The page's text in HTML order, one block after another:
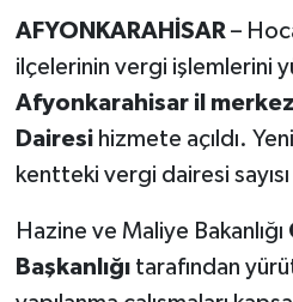
AFYONKARAHİSAR –
ilçelerinin vergi işlemlerini
Afyonkarahisar il
Dairesihizmete açıldı.
kentteki vergi dairesi
Hazine ve Maliye Bakanlığı
Başkanlığıtarafından